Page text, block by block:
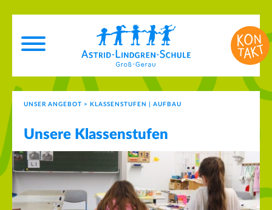
UNSER ANGEBOT > KLASSENSTUFEN | AUFBAU
Unsere Klassenstufen